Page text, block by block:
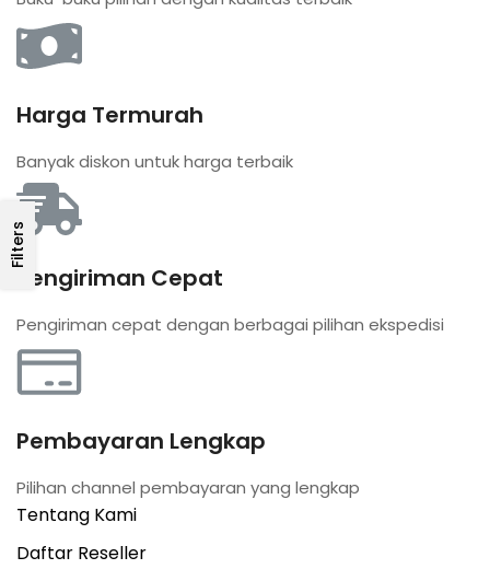
Filters
Harga Termurah
Banyak diskon untuk harga terbaik
Pengiriman Cepat
Pengiriman cepat dengan berbagai pilihan ekspedisi
Pembayaran Lengkap
Pilihan channel pembayaran yang lengkap
Tentang Kami
Daftar Reseller